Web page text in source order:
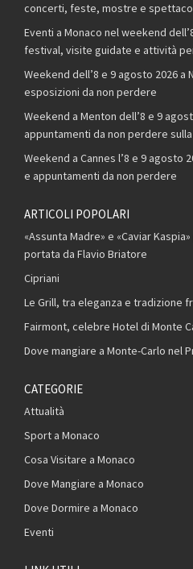
concerti, feste, mostre e
Eventi a Monaco nel weekend
festival, visite guidate e attività
Weekend dell’8 e 9 agosto 2026
esposizioni da non perdere
Weekend a Menton dell’8 e 9
appuntamenti da non perdere
Weekend a Cannes l’8 e 9 agosto
e appuntamenti da non perdere
ARTICOLI POPOLARI
«Assunta Madre» e «Caviar
portata da Flavio Briatore
Cipriani
Le Grill, tra eleganza e tradizione
Fairmont, celebre Hotel di Monte
Dove mangiare a Monte-Carlo nel
CATEGORIE
Attualità
Sport a Monaco
Cosa Visitare a Monaco
Dove Mangiare a Monaco
Dove Dormire a Monaco
Eventi